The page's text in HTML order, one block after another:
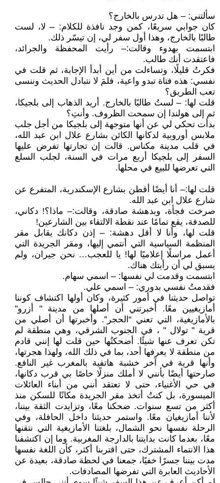
سألتني: – هل تدرس بالخارج؟
كان جوابي سريعًا، كمن وجد نافذة للكلام: – لا، لست
طالبًا بالخارج، وهذا أول سفر لي، إن تيسّر ذلك.
ابتسمت بهدوء وقالت:– رأيت المحفظة والجرائد،
فاعتقدت أنك طالب.
فكرتُ قليلًا، وتساءلت من أين أبدأ الإجابة، ثم قلت في
نفسي: هذه فتاة تبدو واعية، فلمَ لا نتبادل الحديث وننسى
تعب الطريق؟
قلت لها: – لستُ طالبًا بالخارج. أريد الذهاب إلى بلجيكا،
ثم إلى هولندا إن سمحت الظروف. وأنتِ؟
بدأت تحكي لي عن أنها متوجهة إلى بلجيكا من أجل جلب
ملابس أوروبية لدكانها الكائن بشارع علال ابن عبد الله،
في قلب مدينة مكناس. قالت إن تجارتها تفرض عليها
السفر إلى بلجيكا أربع مرات في السنة، لجلب السلع
التي تعرضها للبيع في محلها.
قلت لها:– أنا أيضًا أقطن بشارع الإسكندرية، المتفرع عن
شارع علال ابن عبد الله.
صرخت فجأة، وبدهشة صادقة، وقالت:– ماذا؟! دكاني،
للصدفة، يقع تمامًا عند نقطة الالتقاء بين الشارعين!
قلت لها، وأنا لا أقل دهشة: – إذن دكانك يقابل مقر
المنظمة السياسية التي أنتمي إليها، ومقر الجريدة التي
أعمل مراسلًا إعلاميًا لها! يا للعجب… نحن جيران، ولم
يسبق لي أن رأيتك هناك.
ابتسمت وقدمت لي نفسها: – اسمي سهام.
فقدمتُ نفسي بدوري: – اسمي علي.
تواصل حديثنا في أمور كثيرة، وكان أولها اكتشاف كوننا
أمازيغيين معًا. أخبرتني أن أصلها من مدينة " أزرو"
بالأمازيغية، التي تعني “الحجر”. وأخبرتها أن أصلي من
قرية " تولال " ، في الجنوب الشرقي، وهي منطقة لم
تكن تعرف عنها شيئًا. أضحكتُها حين قلت لها إنني قادم
من منطقة لا يعرفها أحد، بما في ذلك الله، ولهذا هجرتها،
وأنها قرية في آخر خشبة هاتفية بالمغرب غير النافع.
صارحتها أيضًا بأنني لا أملك منزلًا خاصًا بي قرب دكانها،
في حي الأغنياء، حتى لا تعتقد أنني من أبناء العائلات
الميسورة، بل كنتُ أتخذ مقر الجريدة مكانًا للسكن منذ
أكثر من تسع سنوات. ضحكنا معًا، وتزايدت الثقة بيننا،
لأننا أمازيغيان معًا. واستمر حديثنا داخل الحافلة، وفي
الرحلة نفسها نحو الشمال، بلغتنا الأمازيغية التي نتقنها
معًا، بعدما كانت بدايتنا بالدارجة المغربية. وما إن اكتشفنا
هذا الانتماء المشترك، حتى اقتربنا أكثر، كأن اللغة نفسها
مدت بيننا جسرًا خفيًا، جمعنا في لحظة صادقة، بعيدة عن
الأحاديث العابرة التي تفرضها المصادفات.